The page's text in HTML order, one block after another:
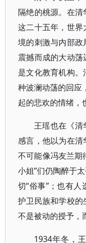
隔绝的桃源。在
这二十五年，世
境的刺激与内部
震撼而成的大动
是文化教育机构
种波澜动荡的回应
起的悲欢的情绪，
王瑶也在《清
感言，他以为在清
不可能像冯友兰期
小姐”们仍陶醉于
切“俗事”；也有
护卫民族和学校
不是被动的授予，
1934年冬，